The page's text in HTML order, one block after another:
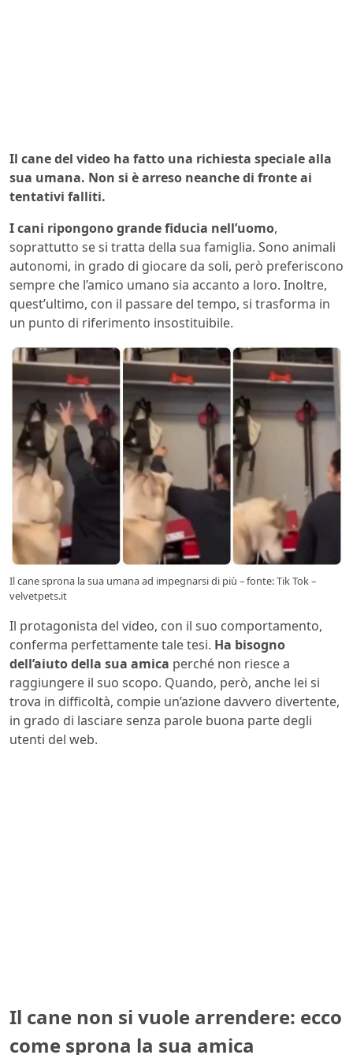
Il cane del video ha fatto una richiesta speciale alla
sua umana. Non si è arreso neanche di fronte ai
tentativi falliti.
I cani ripongono grande fiducia nell’uomo,
soprattutto se si tratta della sua famiglia. Sono animali
autonomi, in grado di giocare da soli, però preferiscono
sempre che l’amico umano sia accanto a loro. Inoltre,
quest’ultimo, con il passare del tempo, si trasforma in
un punto di riferimento insostituibile.
Il cane sprona la sua umana ad impegnarsi di più – fonte: Tik Tok –
velvetpets.it
Il protagonista del video, con il suo comportamento,
conferma perfettamente tale tesi. Ha bisogno
dell’aiuto della sua amica perché non riesce a
raggiungere il suo scopo. Quando, però, anche lei si
trova in difficoltà, compie un’azione davvero divertente,
in grado di lasciare senza parole buona parte degli
utenti del web.
Il cane non si vuole arrendere: ecco
come sprona la sua amica